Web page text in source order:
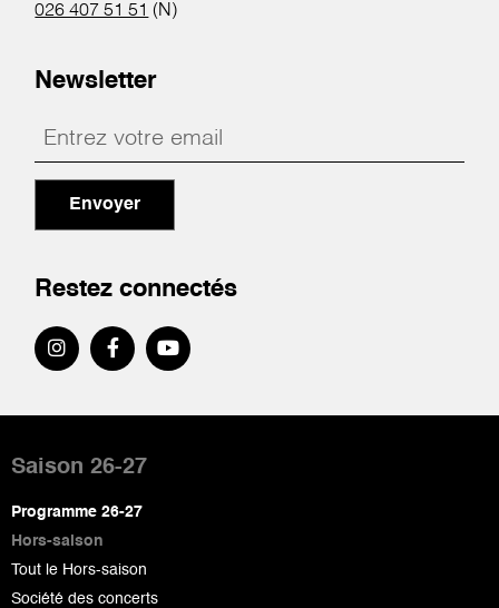
026 407 51 51 (N)
Newsletter
Envoyer
Restez connectés
de
page
Saison 26-27
Programme 26-27
Hors-saison
Tout le Hors-saison
Société des concerts